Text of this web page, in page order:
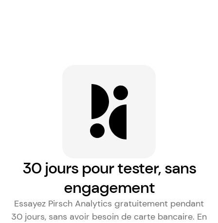
30 jours pour tester, sans
engagement
Essayez Pirsch Analytics gratuitement pendant
30 jours, sans avoir besoin de carte bancaire. En